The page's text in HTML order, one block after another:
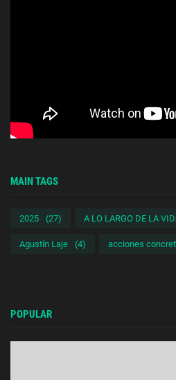
MAIN TAGS
2025 (27) A LO LARGO DE LA
Agustín Laje (4) acciones
POPULAR